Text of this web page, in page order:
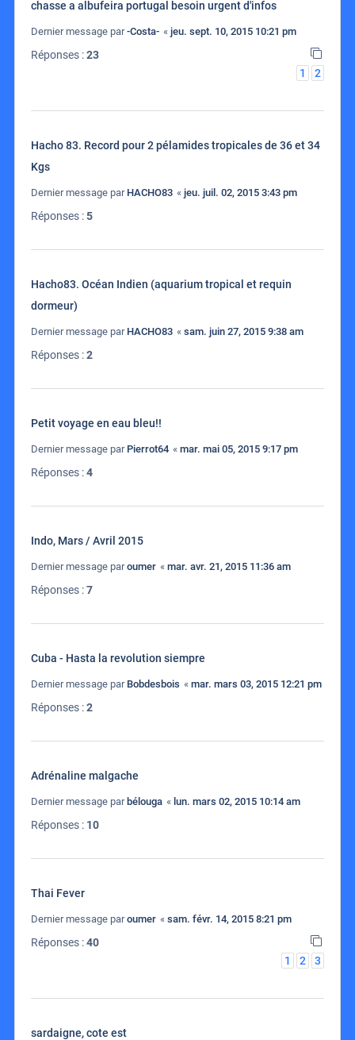
chasse a albufeira portugal besoin urgent d'infos
Dernier message par-Costa- « jeu. sept. 10, 2015 10:21 pm
Réponses :23
1
2
Hacho 83. Record pour 2 pélamides tropicales de 36 et 34
Kgs
Dernier message par HACHO83 « jeu. juil. 02, 2015 3:43 pm
Réponses :5
Hacho83. Océan Indien (aquarium tropical et requin
dormeur)
Dernier message par HACHO83 « sam. juin 27, 2015 9:38 am
Réponses :2
Petit voyage en eau bleu!!
Dernier message par Pierrot64 « mar. mai 05, 2015 9:17 pm
Réponses :4
Indo, Mars / Avril 2015
Dernier message paroumer « mar. avr. 21, 2015 11:36 am
Réponses :7
Cuba - Hasta la revolution siempre
Dernier message par Bobdesbois « mar. mars 03, 2015 12:21 pm
Réponses :2
Adrénaline malgache
Dernier message parbélouga « lun. mars 02, 2015 10:14 am
Réponses : 10
Thai Fever
Dernier message paroumer « sam. févr. 14, 2015 8:21 pm
Réponses :40
1
2 3
sardaigne, cote est